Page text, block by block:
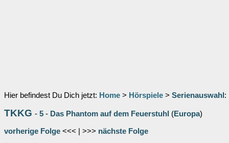
Hier befindest Du Dich jetzt: Home > Hörspiele > Serienauswahl :
TKKG - 5 - Das Phantom auf dem Feuerstuhl (Europa)
vorherige Folge <<< | >>> nächste Folge